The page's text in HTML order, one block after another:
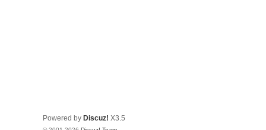
Powered by Discuz! X3.5